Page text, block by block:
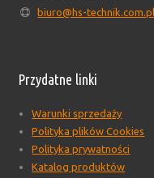
biuro@hs-technik.com.pl
Przydatne linki
Warunki sprzedaży
Polityka plików Cookies
Polityka prywatności
Katalog produktów